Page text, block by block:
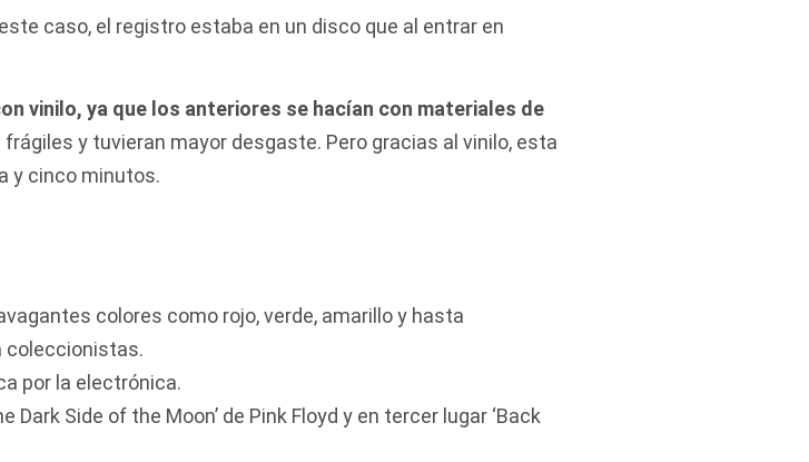
caso, el registro estaba en un disco que al entrar en
vinilo, ya que los anteriores se hacían con materiales de
frágiles y tuvieran mayor desgaste. Pero gracias al vinilo, esta
y cinco minutos.
colores como rojo, verde, amarillo y hasta
coleccionistas.
por la electrónica.
Dark Side of the Moon’ de Pink Floyd y en tercer lugar ‘Back